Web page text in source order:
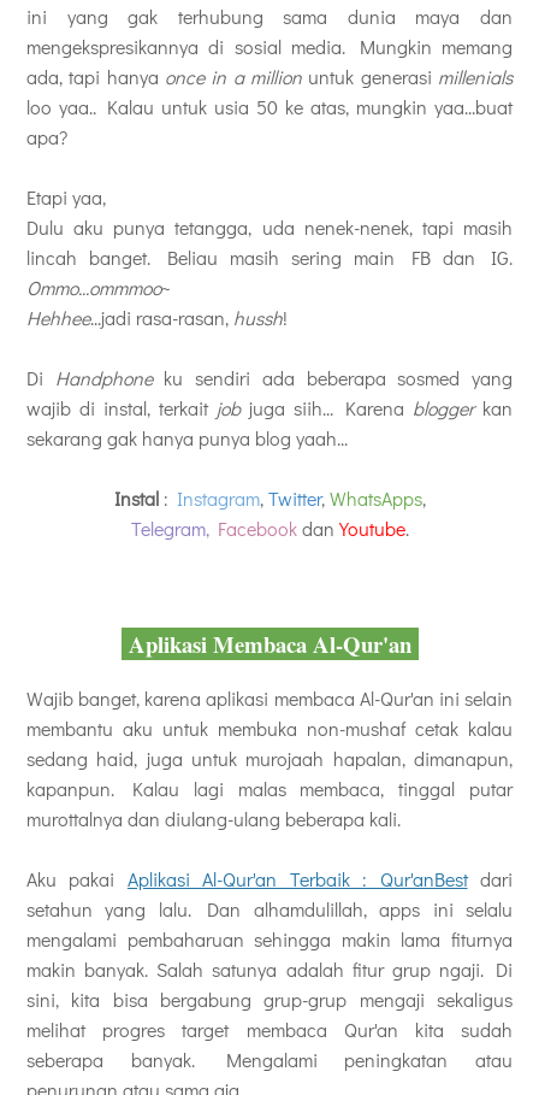
ini yang gak terhubung sama dunia maya dan
mengekspresikannya di sosial media. Mungkin memang
ada, tapi hanya once in a million untuk generasi millenials
loo yaa.. Kalau untuk usia 50 ke atas, mungkin yaa...buat
apa?
Etapi yaa,
Dulu aku punya tetangga, uda nenek-nenek, tapi masih
lincah banget. Beliau masih sering main FB dan IG.
Ommo...ommmoo~
Hehhee...jadi rasa-rasan, hussh!
Di Handphone ku sendiri ada beberapa sosmed yang
wajib di instal, terkait job juga siih... Karena blogger kan
sekarang gak hanya punya blog yaah...
Instal : Instagram,Twitter,WhatsApps,
Telegram, Facebookdan Youtube.
Aplikasi Membaca Al-Qur'an
Wajib banget, karena aplikasi membaca Al-Qur'an ini selain
membantu aku untuk membuka non-mushaf cetak kalau
sedang haid, juga untuk murojaah hapalan, dimanapun,
kapanpun. Kalau lagi malas membaca, tinggal putar
murottalnya dan diulang-ulang beberapa kali.
Aku pakai Aplikasi Al-Qur'an Terbaik : Qur'anBestdari
setahun yang lalu. Dan alhamdulillah, apps ini selalu
mengalami pembaharuan sehingga makin lama fiturnya
makin banyak. Salah satunya adalah fitur grup ngaji. Di
sini, kita bisa bergabung grup-grup mengaji sekaligus
melihat progres target membaca Qur'an kita sudah
seberapa banyak. Mengalami peningkatan atau
penurunan atau sama aja.